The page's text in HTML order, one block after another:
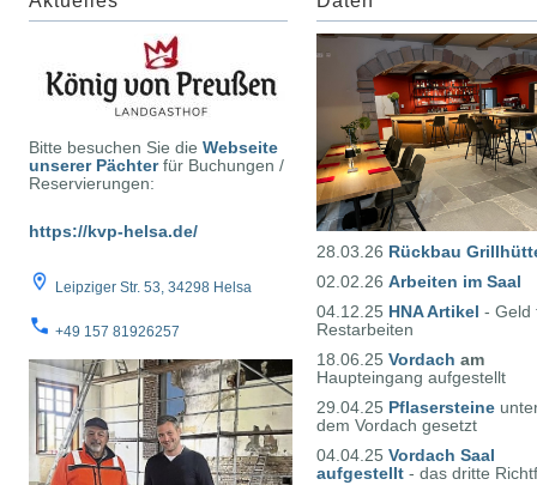
Bitte besuchen Sie die Webseite
unserer Pächterfür Buchungen /
Reservierungen:
https://kvp-helsa.de/
Leipziger Str. 53, 34298 Helsa
+49 157 81926257
28.03.26 Rückbau
02.02.26 Arbeiten im Saal
04.12.25 HNA Artikel - Geld
Restarbeiten
18.06.25 Vordach am
Haupteingang aufgestellt
29.04.25 Pflasersteine
dem Vordach gesetzt
04.04.25 Vordach Saal
aufgestellt - das dritte